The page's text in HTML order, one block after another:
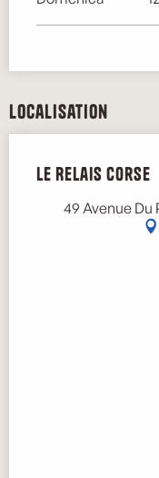
Localisation
Le Relais corse
49 Avenue Du